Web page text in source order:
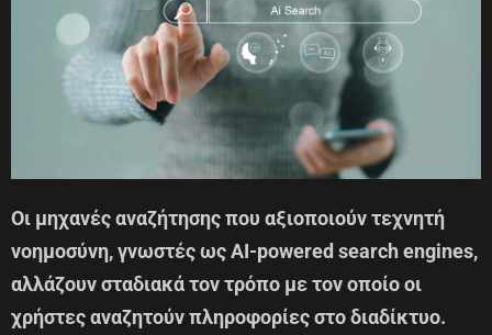
Οι μηχανές αναζήτησης που αξιοποιούν τεχνητή
νοημοσύνη, γνωστές ως AI-powered search engines,
αλλάζουν σταδιακά τον τρόπο με τον οποίο οι
χρήστες αναζητούν πληροφορίες στο διαδίκτυο.